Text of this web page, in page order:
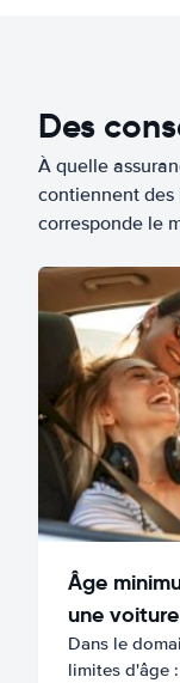
Des
À quelle
contiennent des
corresponde le
Âge
une voiture
Dans le
limites d'âge